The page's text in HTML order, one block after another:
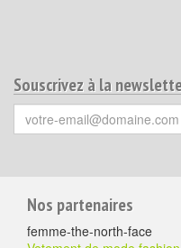
Souscrivez à la
Votre
email
Pour
aller
Nos partenaires
femme-the-north-face